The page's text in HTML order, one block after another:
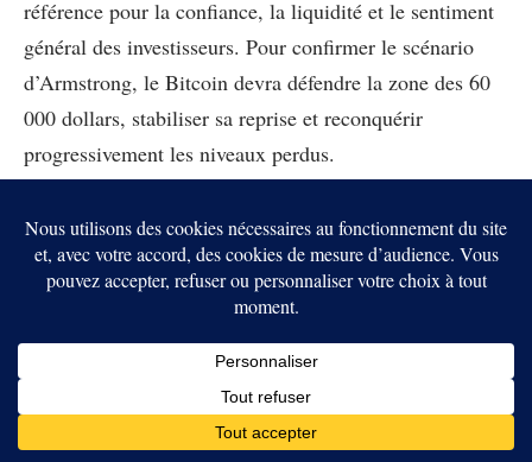
référence pour la confiance, la liquidité et le sentiment
général des investisseurs. Pour confirmer le scénario
d’Armstrong, le Bitcoin devra défendre la zone des 60
000 dollars, stabiliser sa reprise et reconquérir
progressivement les niveaux perdus.
Cette lecture rejoint le débat plus large surles seuils qui
peuvent décider du prochain cycle Bitcoin. Si les 60
000 dollars tiennent, Armstrong pourra parler d’un
plancher restera seulement une intuition de plus dans un